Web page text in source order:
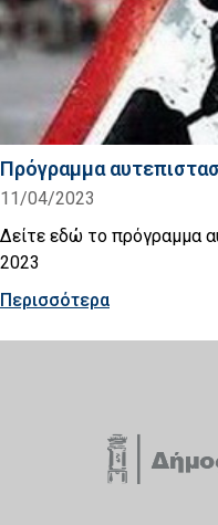
Πρόγραμμα
11/04/2023
Δείτε εδώ το πρόγραμμα
2023
Περισσότερα